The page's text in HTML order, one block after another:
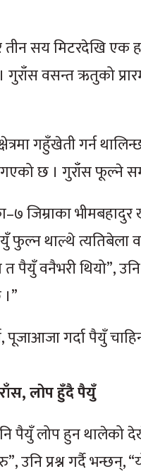
तीन सय मिटरदेखि
वसन्त ऋतुको
गहुँखेती गर्न
छ । गुराँस फूल्ने
जिम्राका
फुल्न थाल्थे
पैयुँ वनैभरी थियो”,
पूजाआजा गर्दा पैयुँ
लोप हुँदै पैयुँ
पैयुँ लोप हुन थालेको
प्रश्न गर्दै भन्छन्,